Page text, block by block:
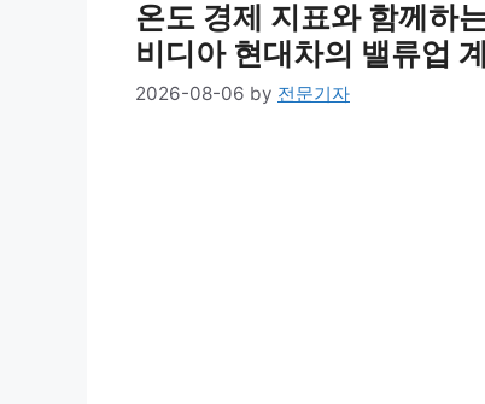
2026-08-06 by 전문기자